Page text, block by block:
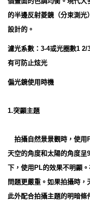
的半邊反射菱鏡（分束測
設計的。
濾光系數：3-4或光圈數1
有可防止炫光
偏光鏡使用時機
1.突顯主題
拍攝自然景景觀時，使用
天空的角度和太陽的角度呈
下，使用PL的效果不明顯
問題更嚴重。如果拍攝時，
此外配合拍攝主題的明暗